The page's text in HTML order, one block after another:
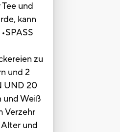
und
kann
zu
und 2
UND 20
und Weiß
Verzehr
und